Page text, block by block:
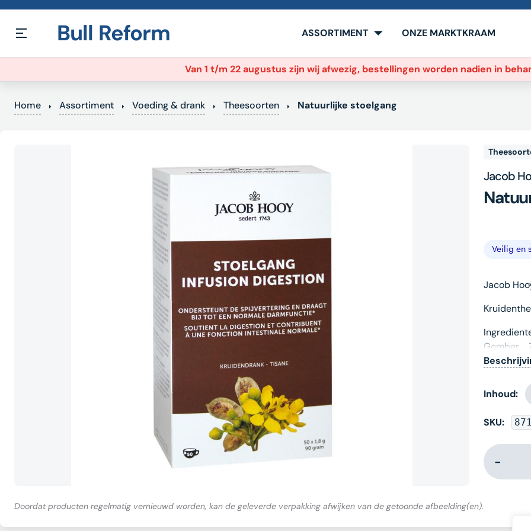
Bull Reform ASSORTIMENT ONZE MARKTKRAAM
Van 1 t/m 22 augustus zijn wij afwezig, bestellingen worden nadien in
Home Assortiment Voeding & drank Theesoorten Natuurlijke stoelgang
Jacob
Jacob
Gember,
Citroen
Geniet
in een
trekken.
in de
Fabrikant
Inhoud:
SKU:
Doordat producten regelmatig vernieuwd worden, kan de geleverde verpakking afwijken van de getoonde afbeelding(en).